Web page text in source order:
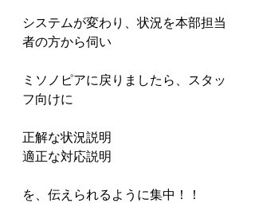
システムが変わり、状況を本部担当
者の方から伺い
ミソノピアに戻りましたら、スタッ
フ向けに
正解な状況説明
適正な対応説明
を、伝えられるように集中！！